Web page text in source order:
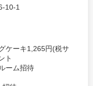
10-1
ケーキ1,265円(税サ
ト
ーム招待